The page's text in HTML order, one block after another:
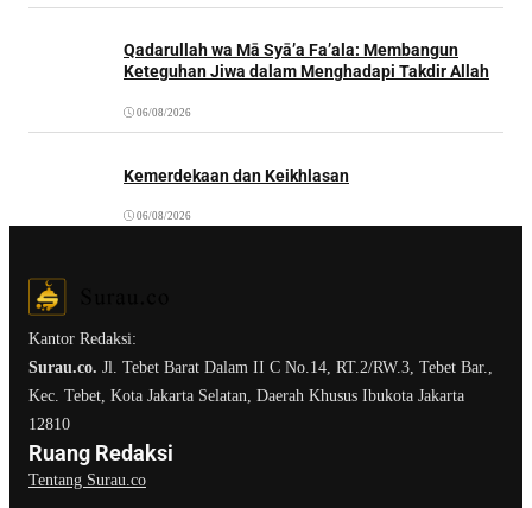
Qadarullah wa Mā Syā’a Fa’ala: Membangun
Keteguhan Jiwa dalam Menghadapi Takdir Allah
06/08/2026
Kemerdekaan dan Keikhlasan
06/08/2026
Kantor Redaksi:
Surau.co. Jl. Tebet Barat Dalam II C No.14, RT.2/RW.3, Tebet Bar.,
Kec. Tebet, Kota Jakarta Selatan, Daerah Khusus Ibukota Jakarta
12810
Ruang Redaksi
Tentang Surau.co